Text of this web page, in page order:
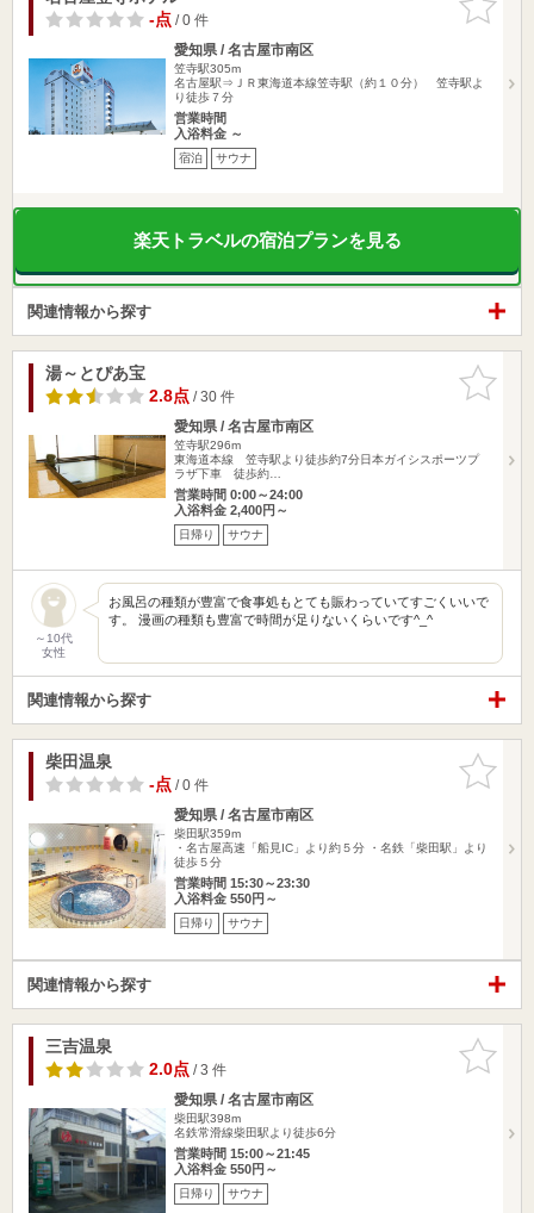
りに追加
-点/ 0 件
愛知県 / 名古屋市南区
笠寺駅305m
名古屋駅⇒ＪＲ東海道本線笠寺駅（約１０分） 笠寺駅よ
り徒歩７分
営業時間
入浴料金 ～
宿泊 サウナ
楽天トラベルの宿泊プランを見る
関連情報から探す
お気に入
りに追加
湯～とぴあ宝
2.8点/ 30 件
愛知県 / 名古屋市南区
笠寺駅296m
東海道本線 笠寺駅より徒歩約7分日本ガイシスポーツプ
ラザ下車 徒歩約…
営業時間 0:00～24:00
入浴料金 2,400円～
日帰り サウナ
～10代
女性
お風呂の種類が豊富で食事処もとても賑わっていてすごくいいで
す。 漫画の種類も豊富で時間が足りないくらいです^_^
関連情報から探す
お気に入
りに追加
柴田温泉
-点/ 0 件
愛知県 / 名古屋市南区
柴田駅359m
・名古屋高速「船見IC」より約５分 ・名鉄「柴田駅」より
徒歩５分
営業時間 15:30～23:30
入浴料金 550円～
日帰り サウナ
関連情報から探す
お気に入
りに追加
三吉温泉
2.0点/ 3 件
愛知県 / 名古屋市南区
柴田駅398m
名鉄常滑線柴田駅より徒歩6分
営業時間 15:00～21:45
入浴料金 550円～
日帰り サウナ